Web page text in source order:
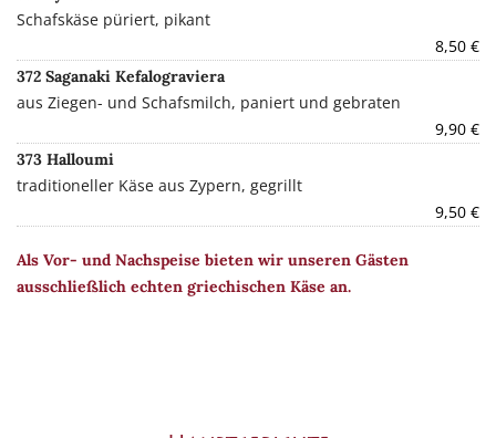
Schafskäse püriert, pikant
8,50 €
372 Saganaki Kefalograviera
aus Ziegen- und Schafsmilch, paniert und gebraten
9,90 €
373 Halloumi
traditioneller Käse aus Zypern, gegrillt
9,50 €
Als Vor- und Nachspeise bieten wir unseren Gästen
ausschließlich echten griechischen Käse an.